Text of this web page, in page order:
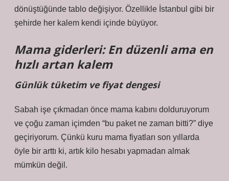
dönüştüğünde tablo değişiyor. Özellikle İstanbul gibi bir
şehirde her kalem kendi içinde büyüyor.
Mama giderleri: En düzenli ama en
hızlı artan kalem
Günlük tüketim ve fiyat dengesi
Sabah işe çıkmadan önce mama kabını dolduruyorum
ve çoğu zaman içimden “bu paket ne zaman bitti?” diye
geçiriyorum. Çünkü kuru mama fiyatları son yıllarda
öyle bir arttı ki, artık kilo hesabı yapmadan almak
mümkün değil.